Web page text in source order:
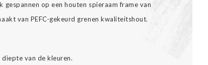
op een houten spieraam frame van
van PEFC-gekeurd grenen kwaliteitshout.
van de kleuren.